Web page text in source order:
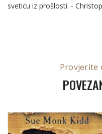
sveticu iz prošlosti. -
Provjerite